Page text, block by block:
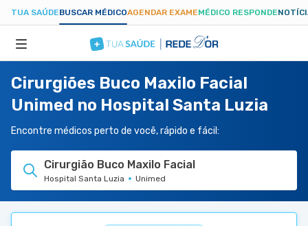
TUA SAÚDEBUSCAR MÉDICOAGENDAR EXAMEMÉDICO RESPONDE
ESPECIALIDADES
HOSPITAIS
TUASAUDE.COM
Cirurgiões Buco Maxilo Facial
Unimed no Hospital Santa Luzia
Encontre médicos perto de você, rápido e fácil:
Cirurgião Buco Maxilo Facial
Hospital Santa Luzia Unimed